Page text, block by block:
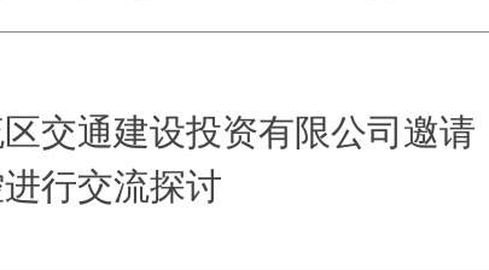
交通建设投资有限公司邀
行交流探讨